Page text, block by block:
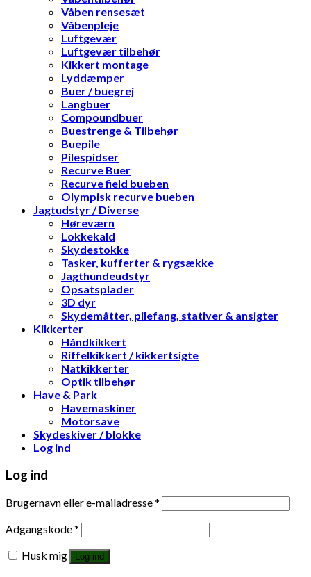
Våben rensesæt
Våbenpleje
Luftgevær
Luftgevær tilbehør
Kikkert montage
Lyddæmper
Buer / buegrej
Langbuer
Compoundbuer
Buestrenge & Tilbehør
Buepile
Pilespidser
Recurve Buer
Recurve field bueben
Olympisk recurve bueben
Jagtudstyr / Diverse
Høreværn
Lokkekald
Skydestokke
Tasker, kufferter & rygsække
Jagthundeudstyr
Opsatsplader
3D dyr
Skydemåtter, pilefang, stativer & ansigter
Kikkerter
Håndkikkert
Riffelkikkert / kikkertsigte
Natkikkerter
Optik tilbehør
Have & Park
Havemaskiner
Motorsave
Skydeskiver / blokke
Log ind
Log ind
Brugernavn eller e-mailadresse*
Adgangskode*
Husk mig
Log ind